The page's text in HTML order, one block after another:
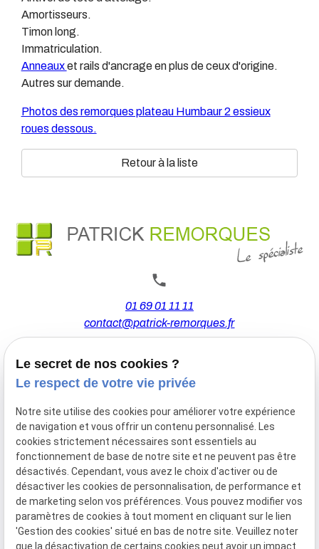
Amortisseurs.
Timon long.
Immatriculation.
Anneauxet rails d'ancrage en plus de ceux d'origine.
Autres sur demande.
Photos des remorques plateau Humbaur 2 essieux
roues dessous.
Retour à la liste
01 69 01 11 11
contact@patrick-remorques.fr
44 Avenue de la Division Leclerc
91160 BALLAINVILLIERS
Du Mardi au Samedi
De 9h00 à 12h30 et de 13h30 à 18h00
Le Lundi sur rendez-vous.
Mentions
légales
Politique de
confidentialité
Gestion
des
Plan du
site
Le secret de nos cookies ?
Le respect de votre vie privée
Notre site utilise des cookies pour améliorer votre expérience
de navigation et vous offrir un contenu personnalisé. Les
cookies strictement nécessaires sont essentiels au
fonctionnement de base de notre site et ne peuvent pas être
désactivés. Cependant, vous avez le choix d'activer ou de
désactiver les cookies de personnalisation, de performance et
de marketing selon vos préférences. Vous pouvez modifier vos
paramètres de cookies à tout moment en cliquant sur le lien
'Gestion des cookies' situé en bas de notre site. Veuillez noter
que la désactivation de certains cookies peut avoir un impact